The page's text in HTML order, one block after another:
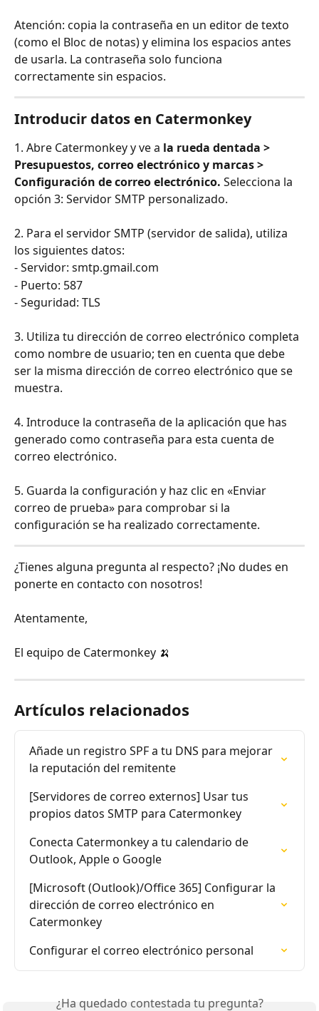
Atención: copia la contraseña en un editor de texto
(como el Bloc de notas) y elimina los espacios antes
de usarla. La contraseña solo funciona
correctamente sin espacios.
Introducir datos en Catermonkey
1. Abre Catermonkey y ve a la rueda dentada >
Presupuestos, correo electrónico y marcas >
Configuración de correo electrónico. Selecciona la
opción 3: Servidor SMTP personalizado.
2. Para el servidor SMTP (servidor de salida), utiliza
los siguientes datos:
- Servidor: smtp.gmail.com
- Puerto: 587
- Seguridad: TLS
3. Utiliza tu dirección de correo electrónico completa
como nombre de usuario; ten en cuenta que debe
ser la misma dirección de correo electrónico que se
muestra.
4. Introduce la contraseña de la aplicación que has
generado como contraseña para esta cuenta de
correo electrónico.
5. Guarda la configuración y haz clic en «Enviar
correo de prueba» para comprobar si la
configuración se ha realizado correctamente.
¿Tienes alguna pregunta al respecto? ¡No dudes en
ponerte en contacto con nosotros!
Atentamente,
El equipo de Catermonkey 🍌
Artículos relacionados
Añade un registro SPF a tu DNS para mejorar
la reputación del remitente
[Servidores de correo externos] Usar tus
propios datos SMTP para Catermonkey
Conecta Catermonkey a tu calendario de
Outlook, Apple o Google
[Microsoft (Outlook)/Office 365] Configurar la
dirección de correo electrónico en
Catermonkey
Configurar el correo electrónico personal
¿Ha quedado contestada tu pregunta?